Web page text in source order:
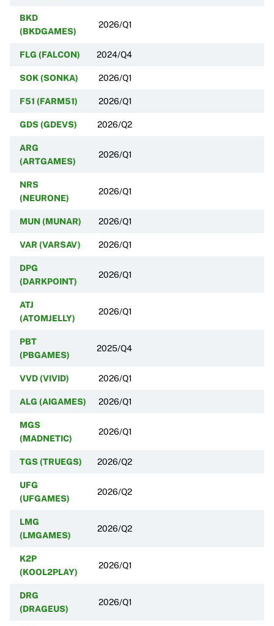
BKD
(BKDGAMES)
2026/Q1
FLG (FALCON) 2024/Q4
SOK (SONKA) 2026/Q1
F51 (FARM51) 2026/Q1
GDS (GDEVS) 2026/Q2
ARG
(ARTGAMES)
2026/Q1
NRS
(NEURONE)
2026/Q1
MUN (MUNAR) 2026/Q1
VAR (VARSAV) 2026/Q1
DPG
(DARKPOINT)
2026/Q1
ATJ
(ATOMJELLY)
2026/Q1
PBT
(PBGAMES)
2025/Q4
VVD (VIVID) 2026/Q1
ALG (AIGAMES) 2026/Q1
MGS
(MADNETIC)
2026/Q1
TGS (TRUEGS) 2026/Q2
UFG
(UFGAMES)
2026/Q2
LMG
(LMGAMES)
2026/Q2
K2P
(KOOL2PLAY)
2026/Q1
DRG
(DRAGEUS)
2026/Q1